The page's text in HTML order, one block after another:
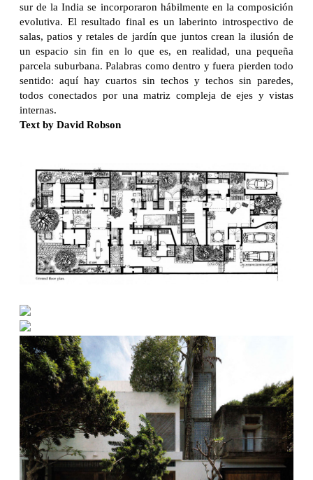
sur de la India se incorporaron hábilmente en la composición
evolutiva. El resultado final es un laberinto introspectivo de
salas, patios y retales de jardín que juntos crean la ilusión de
un espacio sin fin en lo que es, en realidad, una pequeña
parcela suburbana. Palabras como dentro y fuera pierden todo
sentido: aquí hay cuartos sin techos y techos sin paredes,
todos conectados por una matriz compleja de ejes y vistas
internas.
Text by David Robson